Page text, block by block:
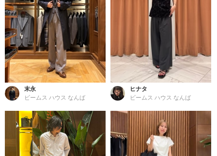
末永
ビームス ハウス なんば
ヒナタ
ビームス ハウス なんば